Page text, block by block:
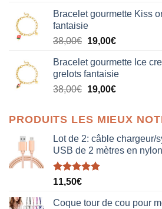
initial
était :
38,00€.
actuel
19,00€.
Bracelet gourmette Kiss
fantaisie
38,00€ Le
initial
était :
38,00€.
19,00€Le
actuel
est :
19,00€.
Bracelet gourmette Ice
grelots fantaisie
38,00€ Le
initial
était :
38,00€.
19,00€Le
actuel
est :
19,00€.
PRODUITS LES MIEUX
Lot de 2: câble chargeur/
USB de 2 mètres en
Note5.00
11,50€
Coque tour de cou pour